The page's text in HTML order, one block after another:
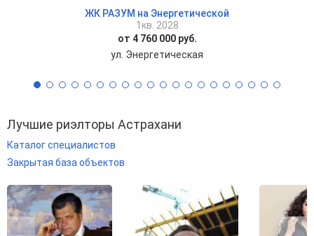
ЖК РАЗУМ на Энергетической
1кв. 2028
от 4 760 000 руб.
ул. Энергетическая
Лучшие риэлторы Астрахани
Каталог специалистов
Закрытая база объектов